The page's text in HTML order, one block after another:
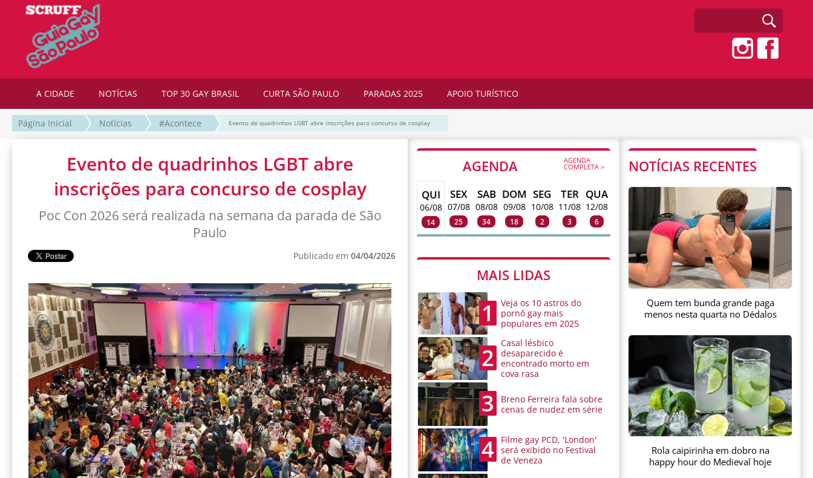
A CIDADE NOTÍCIAS TOP 30 GAY BRASIL CURTA SÃO PAULO PARADAS 2025 APOIO TURÍSTICO
Página Inicial Notícias #Acontece Evento de quadrinhos LGBT abre inscrições para concurso de cosplay
Evento de quadrinhos LGBT abre
inscrições para concurso de cosplay
Poc Con 2026 será realizada na semana da parada de São
Paulo
Publicado em 04/04/2026
AGENDA AGENDA
COMPLETA >
QUI
06/08
14
SEX
07/08
25
SAB
08/08
34
DOM
09/08
18
SEG
10/08
2
TER
11/08
3
QUA
12/08
6
MAIS LIDAS
1
Veja os 10 astros do
pornô gay mais
populares em 2025
2
Casal lésbico
desaparecido é
encontrado morto em
cova rasa
3
Breno Ferreira fala sobre
cenas de nudez em série
4
Filme gay PCD, 'London'
será exibido no Festival
de Veneza
NOTÍCIAS RECENTES
Quem tem bunda grande paga
menos nesta quarta no Dédalos
Rola caipirinha em dobro na
happy hour do Medieval hoje